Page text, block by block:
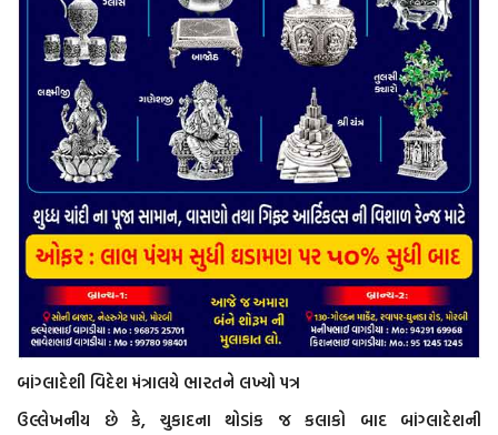
બાંગ્લાદેશી વિદેશ મંત્રાલયે ભારતને લખ્યો પત્ર
ઉલ્લેખનીય છે કે, ચુકાદના થોડાંક જ કલાકો બાદ બાંગ્લાદેશની